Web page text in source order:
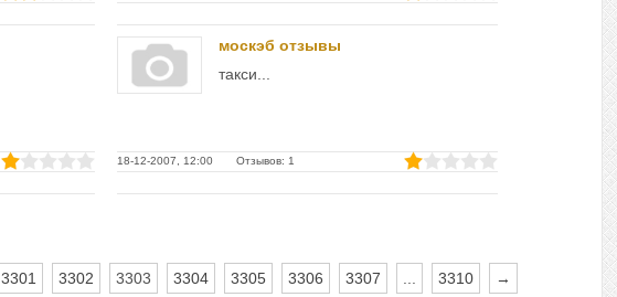
москэб отзывы
такси...
18-12-2007, 12:00 Отзывов: 1
3301 3302 3303 3304 3305 3306 3307 3310 →